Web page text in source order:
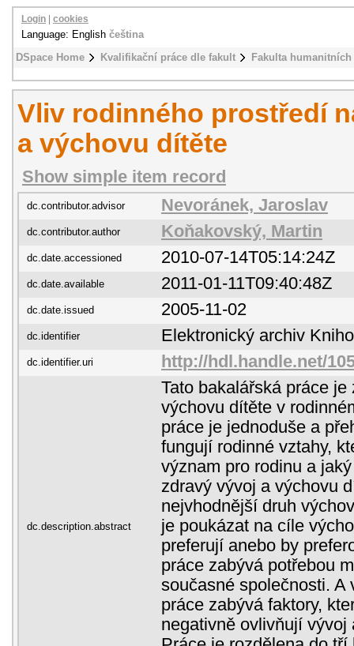
DSpace Home Kvalifikační práce dle fakult Fakulta
Login cookies
Language: English čeština
Vliv rodinného prostředí
a výchovu dítěte
Show simple item record
dc.contributor.advisor Nevoránek, Jaroslav
dc.contributor.author Koňakovský, Martin
dc.date.accessioned 2010-07-14T05:14:24Z
dc.date.available 2011-01-11T09:40:48Z
dc.date.issued 2005-11-02
dc.identifier Elektronický archiv
dc.identifier.uri http://hdl.handle.net/
dc.description.abstract
Tato bakalářská práce
výchovu dítěte v
práce je jednoduše a
fungují rodinné vztahy,
význam pro rodinu a
zdravý vývoj a výchovu
nejvhodnější druh
je poukázat na cíle
preferují anebo by
práce zabývá potřebou
současné společnosti. A
práce zabývá faktory,
negativně ovlivňují vývoj